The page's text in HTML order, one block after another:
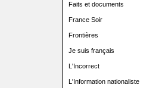
Faits et documents
France Soir
Frontières
Je suis français
L'Incorrect
L'Information nationaliste